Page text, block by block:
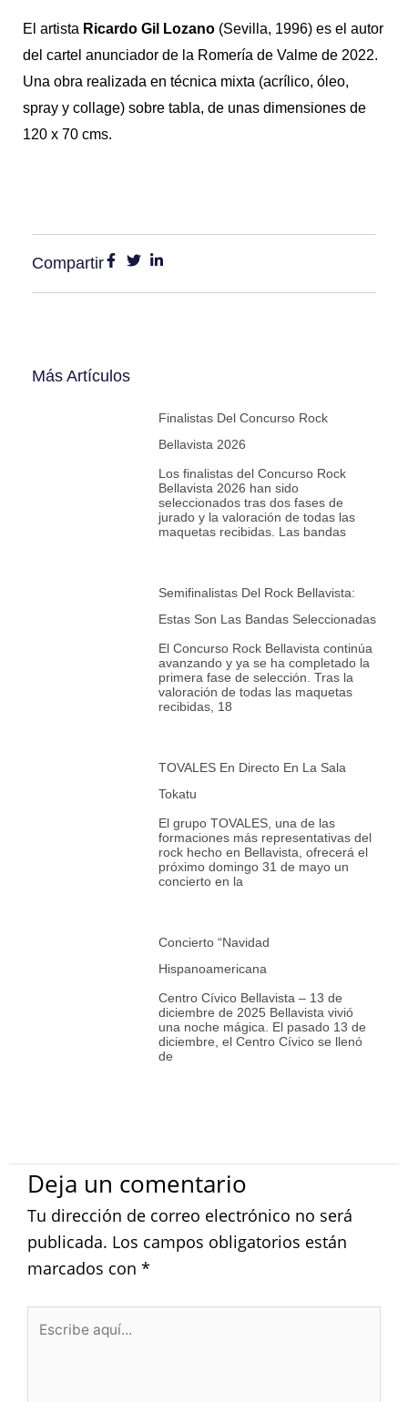
El artista Ricardo Gil Lozano (Sevilla, 1996) es el autor
del cartel anunciador de la Romería de Valme de 2022.
Una obra realizada en técnica mixta (acrílico, óleo,
spray y collage) sobre tabla, de unas dimensiones de
120 x 70 cms.
Compartir
Más Artículos
Finalistas Del Concurso Rock
Bellavista 2026
Los finalistas del Concurso Rock
Bellavista 2026 han sido
seleccionados tras dos fases de
jurado y la valoración de todas las
maquetas recibidas. Las bandas
Semifinalistas Del Rock Bellavista:
Estas Son Las Bandas Seleccionadas
El Concurso Rock Bellavista continúa
avanzando y ya se ha completado la
primera fase de selección. Tras la
valoración de todas las maquetas
recibidas, 18
TOVALES En Directo En La Sala
Tokatu
El grupo TOVALES, una de las
formaciones más representativas del
rock hecho en Bellavista, ofrecerá el
próximo domingo 31 de mayo un
concierto en la
Concierto “Navidad
Hispanoamericana
Centro Cívico Bellavista – 13 de
diciembre de 2025 Bellavista vivió
una noche mágica. El pasado 13 de
diciembre, el Centro Cívico se llenó
de
Deja un comentario
Tu dirección de correo electrónico no será
publicada. Los campos obligatorios están
marcados con *
Escribe